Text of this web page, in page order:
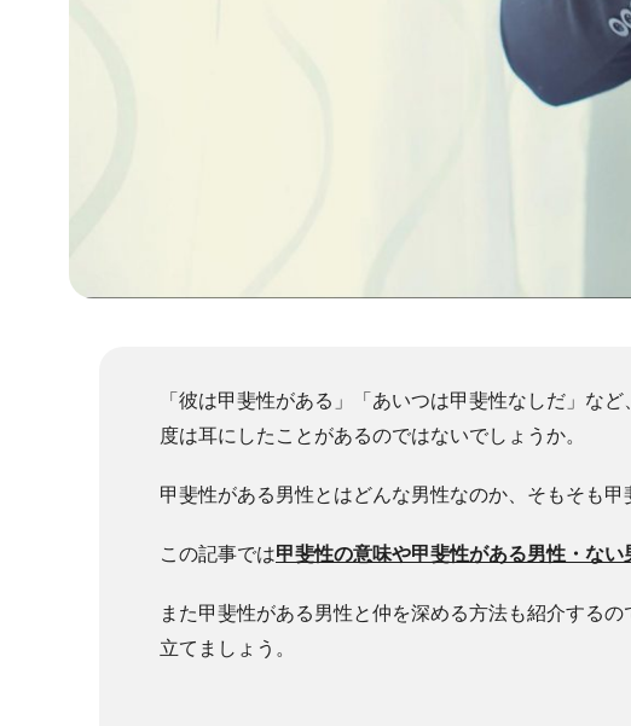
「彼は甲斐性がある」「あいつは甲斐性なしだ」など
度は耳にしたことがあるのではないでしょうか。
甲斐性がある男性とはどんな男性なのか、そもそも
この記事では甲斐性の意味や甲斐性がある男性・な
また甲斐性がある男性と仲を深める方法も紹介する
立てましょう。